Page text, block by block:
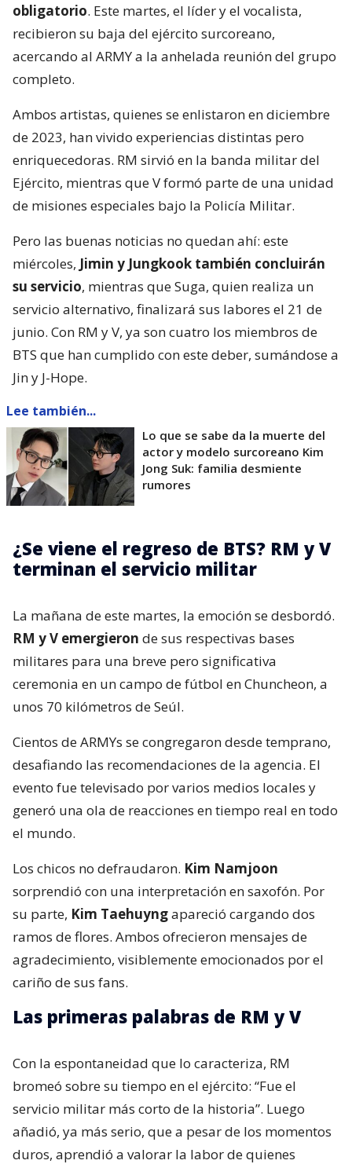
obligatorio. Este martes, el líder y el vocalista,
recibieron su baja del ejército surcoreano,
acercando al ARMY a la anhelada reunión del grupo
completo.
Ambos artistas, quienes se enlistaron en diciembre
de 2023, han vivido experiencias distintas pero
enriquecedoras. RM sirvió en la banda militar del
Ejército, mientras que V formó parte de una unidad
de misiones especiales bajo la Policía Militar.
Pero las buenas noticias no quedan ahí: este
miércoles, Jimin y Jungkook también concluirán
su servicio, mientras que Suga, quien realiza un
servicio alternativo, finalizará sus labores el 21 de
junio. Con RM y V, ya son cuatro los miembros de
BTS que han cumplido con este deber, sumándose a
Jin y J-Hope.
Lee también...
Lo que se sabe da la muerte del
actor y modelo surcoreano Kim
Jong Suk: familia desmiente
rumores
¿Se viene el regreso de BTS? RM y V
terminan el servicio militar
La mañana de este martes, la emoción se desbordó.
RM y V emergieron de sus respectivas bases
militares para una breve pero significativa
ceremonia en un campo de fútbol en Chuncheon, a
unos 70 kilómetros de Seúl.
Cientos de ARMYs se congregaron desde temprano,
desafiando las recomendaciones de la agencia. El
evento fue televisado por varios medios locales y
generó una ola de reacciones en tiempo real en todo
el mundo.
Los chicos no defraudaron. Kim Namjoon
sorprendió con una interpretación en saxofón. Por
su parte, Kim Taehuyngapareció cargando dos
ramos de flores. Ambos ofrecieron mensajes de
agradecimiento, visiblemente emocionados por el
cariño de sus fans.
Las primeras palabras de RM y V
Con la espontaneidad que lo caracteriza, RM
bromeó sobre su tiempo en el ejército: “Fue el
servicio militar más corto de la historia”. Luego
añadió, ya más serio, que a pesar de los momentos
duros, aprendió a valorar la labor de quienes